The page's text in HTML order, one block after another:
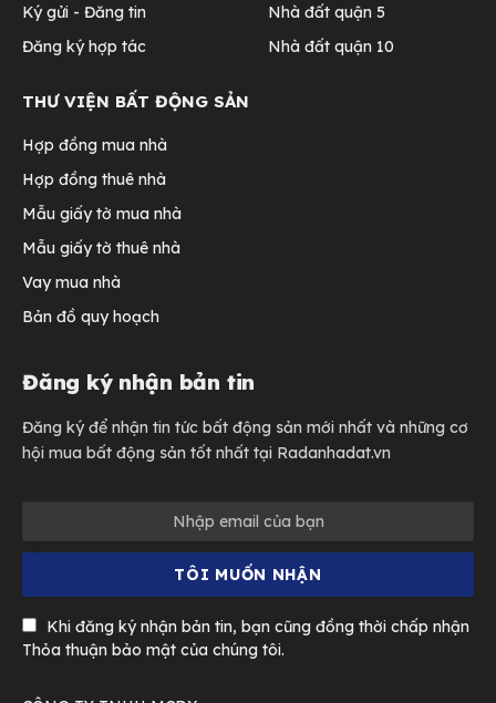
Ký gửi - Đăng tin
Đăng ký hợp tác
Nhà đất quận 5
Nhà đất quận 10
THƯ VIỆN BẤT ĐỘNG SẢN
Hợp đồng mua nhà
Hợp đồng thuê nhà
Mẫu giấy tờ mua nhà
Mẫu giấy tờ thuê nhà
Vay mua nhà
Bản đồ quy hoạch
Đăng ký nhận bản tin
Đăng ký để nhận tin tức bất động sản mới nhất và những cơ
hội mua bất động sản tốt nhất tại Radanhadat.vn
Khi đăng ký nhận bản tin, bạn cũng đồng thời chấp nhận
Thỏa thuận bảo mật của chúng tôi.